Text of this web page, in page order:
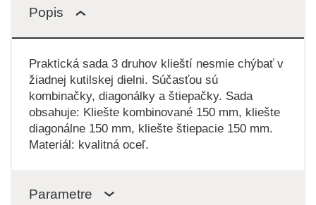
Popis
Praktická sada 3 druhov klieští nesmie chýbať v
žiadnej kutilskej dielni. Súčasťou sú
kombinačky, diagonálky a štiepačky. Sada
obsahuje: Kliešte kombinované 150 mm, kliešte
diagonálne 150 mm, kliešte štiepacie 150 mm.
Materiál: kvalitná oceľ.
Parametre